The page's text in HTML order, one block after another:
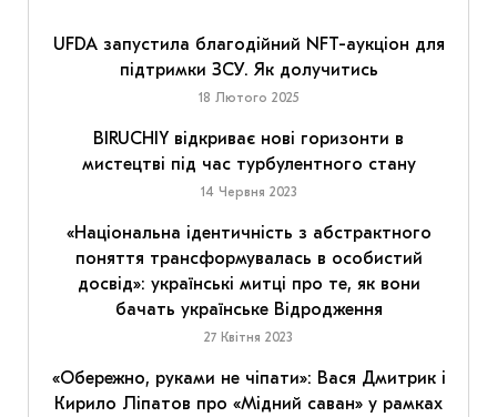
UFDA запустила благодійний NFT-аукціон для
підтримки ЗСУ. Як долучитись
18 Лютого 2025
BIRUCHIY відкриває нові горизонти в
мистецтві під час турбулентного стану
14 Червня 2023
«Національна ідентичність з абстрактного
поняття трансформувалась в особистий
досвід»: українські митці про те, як вони
бачать українське Відродження
27 Квітня 2023
«Обережно, руками не чіпати»: Вася Дмитрик і
Кирило Ліпатов про «Мідний саван» у рамках